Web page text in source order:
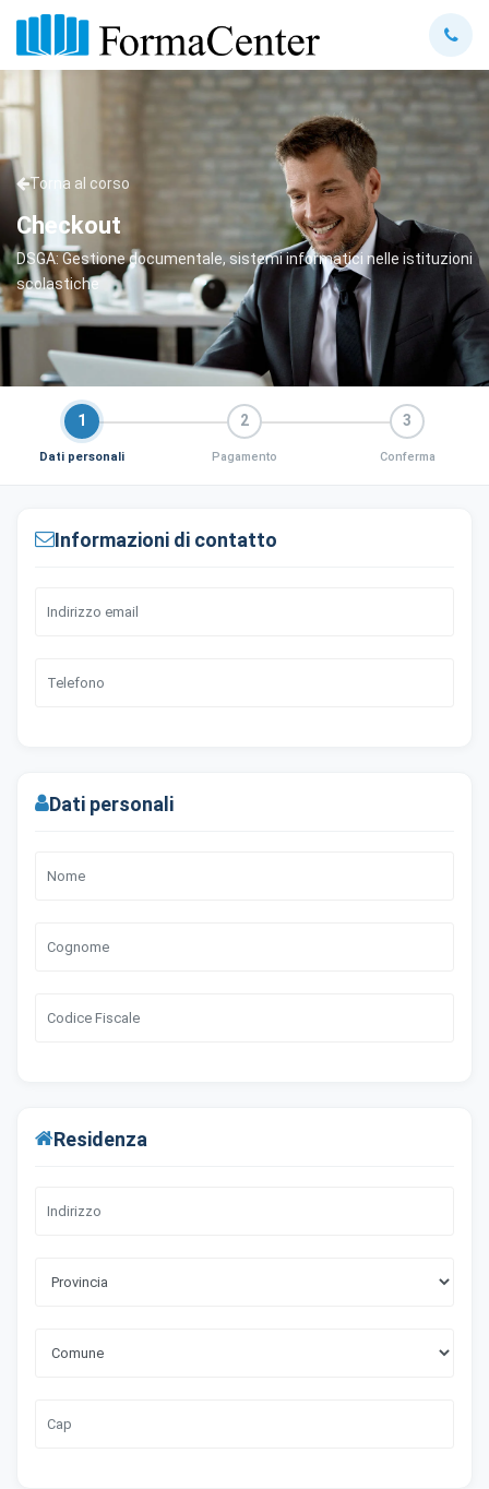
Torna al corso
Checkout
DSGA: Gestione documentale, sistemi informatici nelle istituzioni
scolastiche
1
Dati personali
2
Pagamento
3
Conferma
Informazioni di contatto
Dati personali
Residenza
necessari sono sempre attivi perché indispensabili al